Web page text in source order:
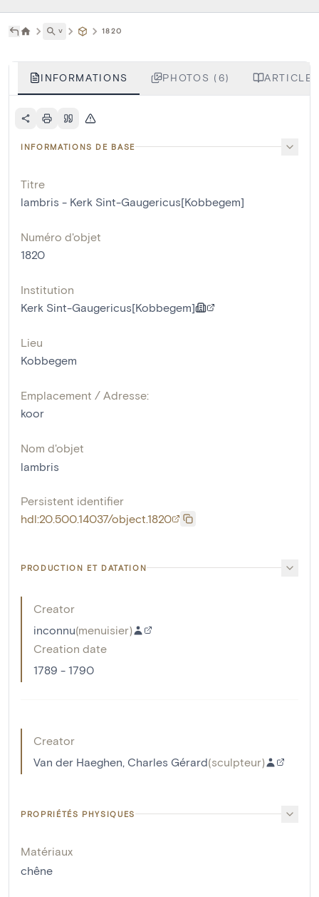
˅ 1820
INFORMATIONS PHOTOS (6)
INFORMATIONS DE BASE
Titre
lambris - Kerk Sint-Gaugericus[Kobbegem]
Numéro d'objet
1820
Institution
Kerk Sint-Gaugericus[Kobbegem]
Lieu
Kobbegem
Emplacement / Adresse:
koor
Nom d'objet
lambris
Persistent identifier
hdl:20.500.14037/object.1820
PRODUCTION ET DATATION
Creator
inconnu(menuisier)
Creation date
1789 - 1790
Creator
Van der Haeghen, Charles Gérard(sculpteur)
PROPRIÉTÉS PHYSIQUES
Matériaux
chêne